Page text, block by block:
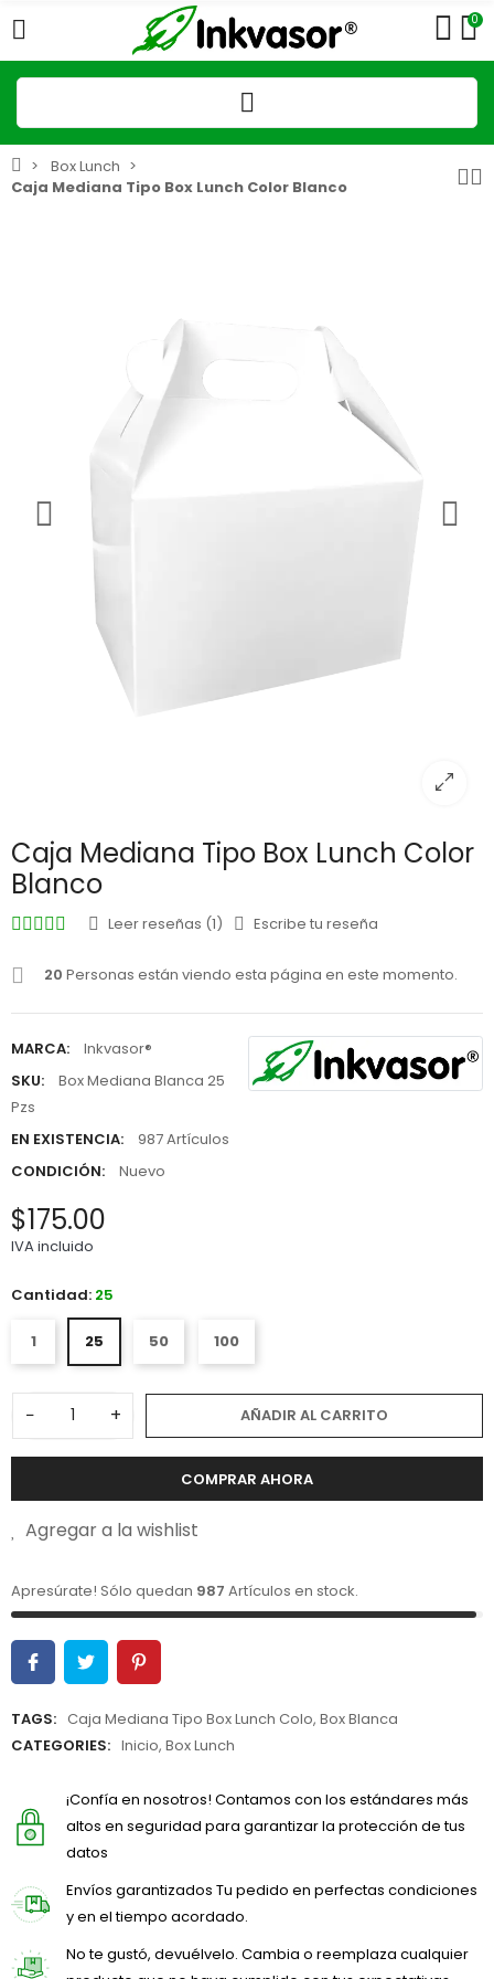
0
Box Lunch
Caja Mediana Tipo Box Lunch Color Blanco
Caja Mediana Tipo Box Lunch Color
Blanco
Leer reseñas (1) Escribe tu reseña
20 Personas están viendo esta página en este momento.
MARCA:
Inkvasor®
SKU:
Box Mediana Blanca 25
Pzs
EN EXISTENCIA:
987 Artículos
CONDICIÓN:
Nuevo
$175.00
IVA incluido
Cantidad: 25
1 25 50 100
− + AÑADIR AL CARRITO
COMPRAR AHORA
Agregar a la wishlist
Apresúrate! Sólo quedan 987 Artículos en stock.
TAGS: Caja Mediana Tipo Box Lunch Colo, Box Blanca
CATEGORIES: Inicio, Box Lunch
¡Confía en nosotros! Contamos con los estándares más
altos en seguridad para garantizar la protección de tus
datos
Envíos garantizados Tu pedido en perfectas condiciones
y en el tiempo acordado.
No te gustó, devuélvelo. Cambia o reemplaza cualquier